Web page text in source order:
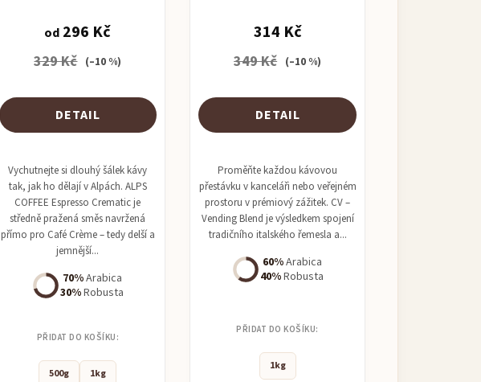
od 296 Kč
329 Kč (–10 %)
DETAIL
Vychutnejte si dlouhý šálek kávy
tak, jak ho dělají v Alpách. ALPS
COFFEE Espresso Crematic je
středně pražená směs navržená
přímo pro Café Crème – tedy delší a
jemnější...
70%Arabica
30%Robusta
PŘIDAT DO KOŠÍKU:
500g 1kg
314 Kč
349 Kč (–10 %)
DETAIL
Proměňte každou kávovou
přestávku v kanceláři nebo veřejném
prostoru v prémiový zážitek. CV –
Vending Blend je výsledkem spojení
tradičního italského řemesla a...
60%Arabica
40%Robusta
PŘIDAT DO KOŠÍKU:
1kg